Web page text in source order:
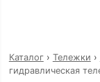
Каталог› Тележки ›
гидравлическая